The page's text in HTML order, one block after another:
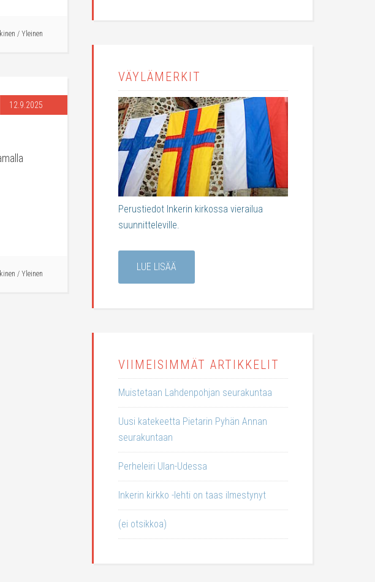
/ Yleinen
12.9.2025
/ Yleinen
VÄYLÄMERKIT
Perustiedot Inkerin kirkossa vierailua
suunnitteleville.
LUE LISÄÄ
VIIMEISIMMÄT ARTIKKELIT
Muistetaan Lahdenpohjan seurakuntaa
Uusi katekeetta Pietarin Pyhän Annan
seurakuntaan
Perheleiri Ulan-Udessa
Inkerin kirkko -lehti on taas ilmestynyt
(ei otsikkoa)